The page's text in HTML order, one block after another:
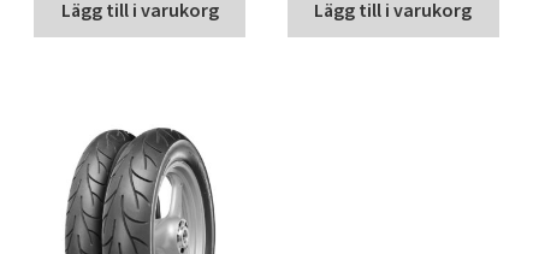
Lägg till i varukorg Lägg till i varukorg